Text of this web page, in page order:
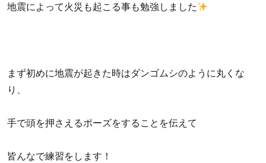
地震によって火災も起こる事も勉強しました
まず初めに地震が起きた時はダンゴムシのように丸くな
り、
手で頭を押さえるポーズをすることを伝えて
皆んなで練習をします！